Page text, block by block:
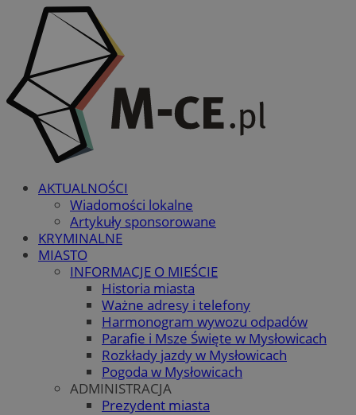
AKTUALNOŚCI
Wiadomości lokalne
Artykuły sponsorowane
KRYMINALNE
MIASTO
INFORMACJE O MIEŚCIE
Historia miasta
Ważne adresy i telefony
Harmonogram wywozu odpadów
Parafie i Msze Święte w Mysłowicach
Rozkłady jazdy w Mysłowicach
Pogoda w Mysłowicach
ADMINISTRACJA
Prezydent miasta